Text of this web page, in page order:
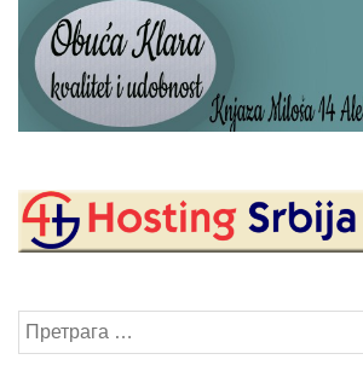
Претрага
за: